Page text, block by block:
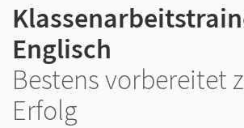
Englisch
Bestens vorbereitet
Erfolg